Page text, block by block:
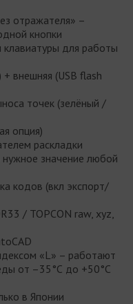
отражателя» –
кнопки
клавиатуры для работы
внешняя (USB flash
точек (зелёный /
опция)
раскладки
нужное значение любой
кодов (вкл экспорт/
/ TOPCON raw, xyz,
«L» – работают
от –35°С до +50°С
в Японии